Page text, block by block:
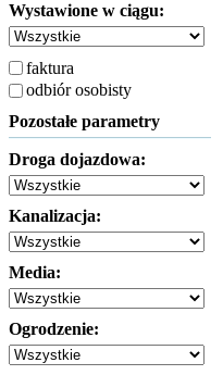
Wystawione w ciągu:
faktura
odbiór osobisty
Pozostałe parametry
Droga dojazdowa:
Kanalizacja:
Media:
Ogrodzenie: